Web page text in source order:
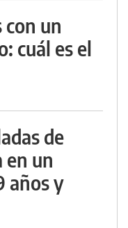
con un
cuál es el
de
en un
años y